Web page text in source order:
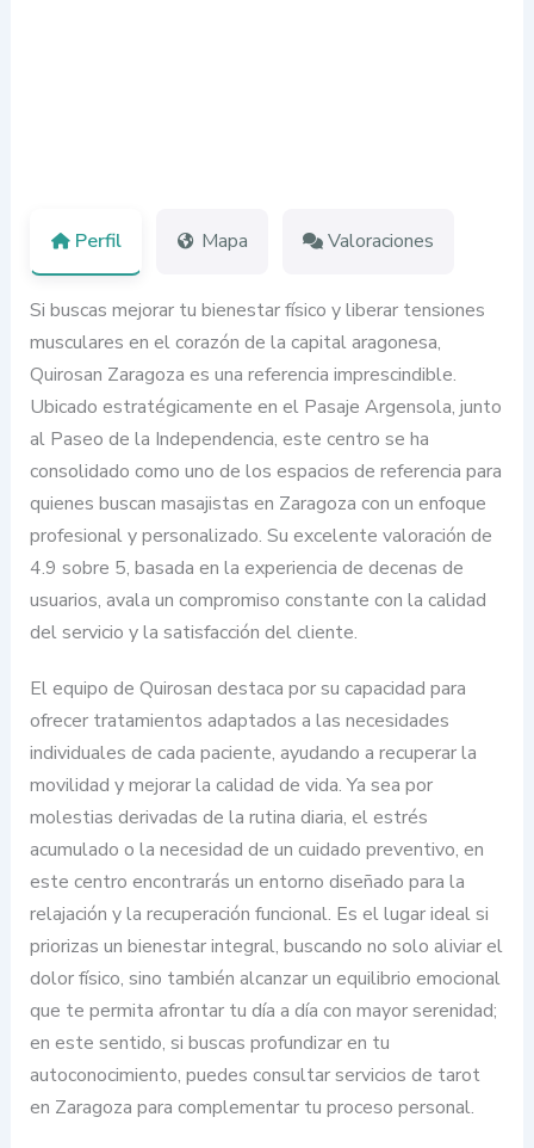
Perfil Mapa Valoraciones
Si buscas mejorar tu bienestar físico y liberar tensiones
musculares en el corazón de la capital aragonesa,
Quirosan Zaragoza es una referencia imprescindible.
Ubicado estratégicamente en el Pasaje Argensola, junto
al Paseo de la Independencia, este centro se ha
consolidado como uno de los espacios de referencia para
quienes buscan masajistas en Zaragoza con un enfoque
profesional y personalizado. Su excelente valoración de
4.9 sobre 5, basada en la experiencia de decenas de
usuarios, avala un compromiso constante con la calidad
del servicio y la satisfacción del cliente.
El equipo de Quirosan destaca por su capacidad para
ofrecer tratamientos adaptados a las necesidades
individuales de cada paciente, ayudando a recuperar la
movilidad y mejorar la calidad de vida. Ya sea por
molestias derivadas de la rutina diaria, el estrés
acumulado o la necesidad de un cuidado preventivo, en
este centro encontrarás un entorno diseñado para la
relajación y la recuperación funcional. Es el lugar ideal si
priorizas un bienestar integral, buscando no solo aliviar el
dolor físico, sino también alcanzar un equilibrio emocional
que te permita afrontar tu día a día con mayor serenidad;
en este sentido, si buscas profundizar en tu
autoconocimiento, puedes consultar servicios de tarot
en Zaragoza para complementar tu proceso personal.